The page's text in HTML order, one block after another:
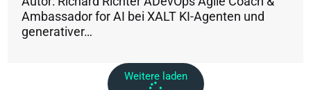
Ambassador for AI bei XALT KI-Agenten und
generativer…
Weitere laden